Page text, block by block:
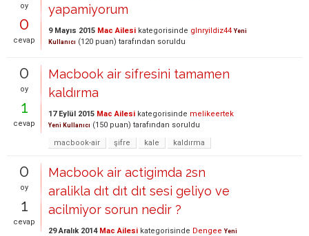
oy
0
cevap
yapamiyorum
9 Mayıs 2015 Mac Ailesi kategorisinde glnryildiz44 Yeni
Kullanıcı (120 puan) tarafından soruldu
0
oy
1
cevap
Macbook air sifresini tamamen
kaldırma
17 Eylül 2015 Mac Ailesi kategorisinde melikeertek
Yeni Kullanıcı (150 puan) tarafından soruldu
macbook-air
şifre kale kaldırma
0
oy
1
cevap
Macbook air actigimda 2sn
aralikla dıt dıt dıt sesi geliyo ve
acilmiyor sorun nedir ?
29 Aralık 2014 Mac Ailesi kategorisinde Dengee Yeni